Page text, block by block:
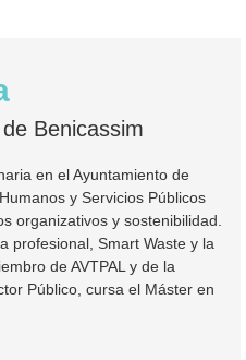
Benicassim
en el Ayuntamiento de
y Servicios Públicos
organizativos y sostenibilidad.
profesional, Smart Waste y la
de AVTPAL y de la
Público, cursa el Máster en